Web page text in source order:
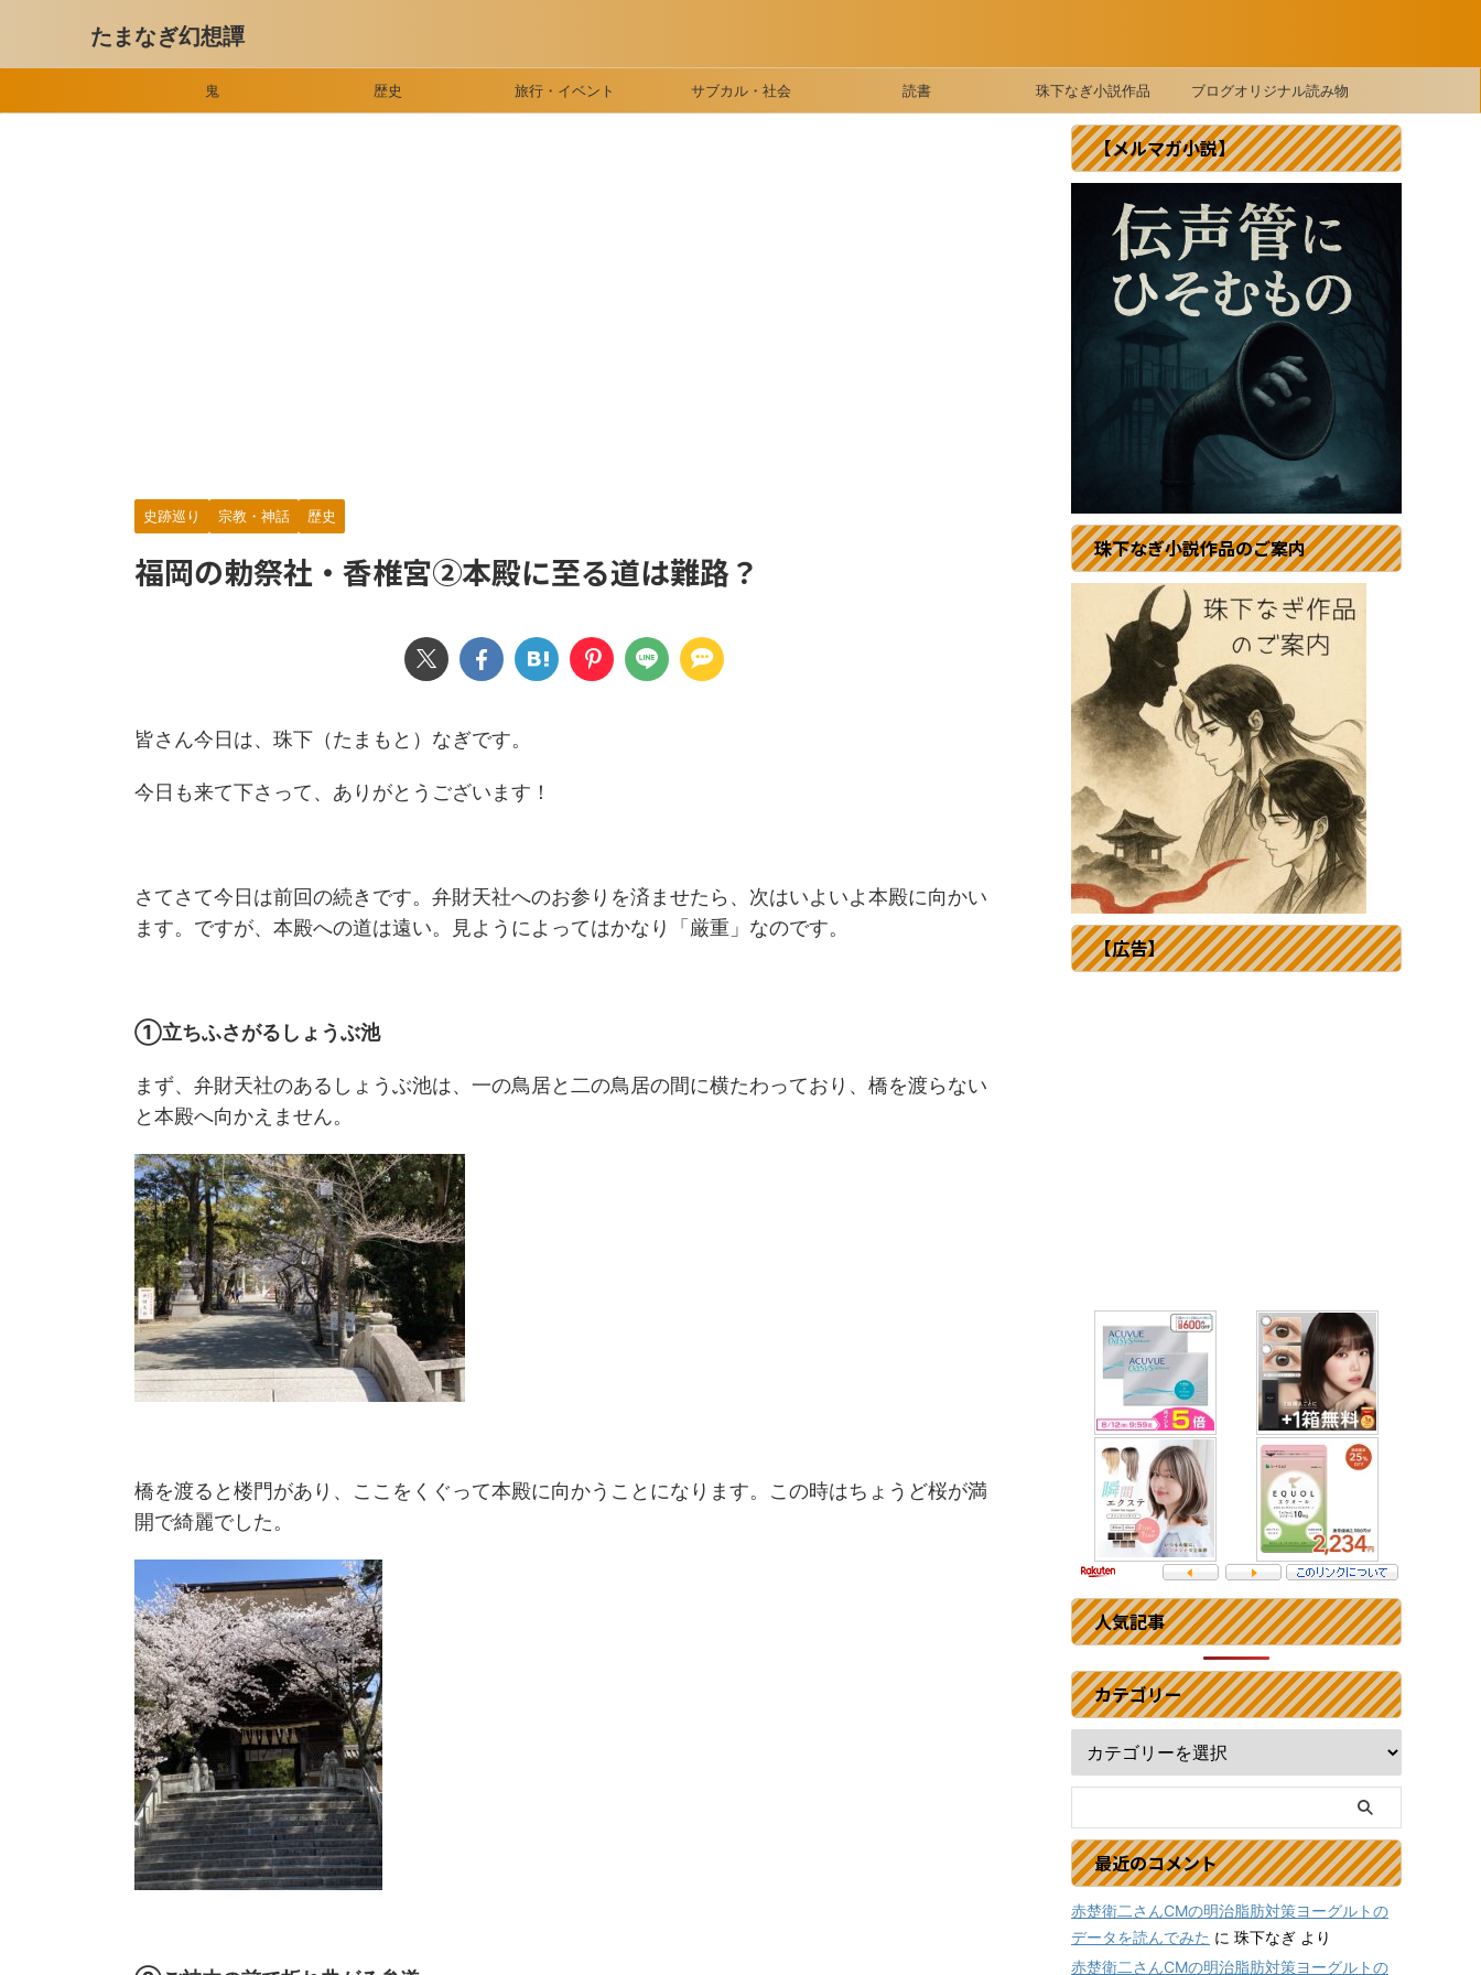
たまなぎ幻想譚
鬼 歴史 旅行・イベント サブカル・社会 読書 珠下なぎ小説作品 ブログオリジナル読み物
史跡巡り 宗教・神話 歴史
福岡の勅祭社・香椎宮②本殿に至る道は難路？
皆さん今日は、珠下（たまもと）なぎです。
今日も来て下さって、ありがとうございます！
さてさて今日は前回の続きです。弁財天社へのお参りを済ませたら、次はいよいよ本殿に向かい
ます。ですが、本殿への道は遠い。見ようによってはかなり「厳重」なのです。
①立ちふさがるしょうぶ池
まず、弁財天社のあるしょうぶ池は、一の鳥居と二の鳥居の間に横たわっており、橋を渡らない
と本殿へ向かえません。
橋を渡ると楼門があり、ここをくぐって本殿に向かうことになります。この時はちょうど桜が満
開で綺麗でした。
【メルマガ小説】
珠下なぎ小説作品のご案内
【広告】
人気記事
カテゴリー
最近のコメント
赤楚衛二さんCMの明治脂肪対策ヨーグルトの
データを読んでみた に 珠下なぎ より
赤楚衛二さんCMの明治脂肪対策ヨーグルトの